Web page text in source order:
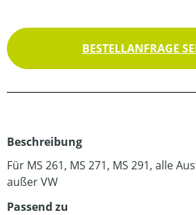
BESTELLANFRAGE
Beschreibung
Für MS 261, MS 271, MS 291, alle
außer VW
Passend zu